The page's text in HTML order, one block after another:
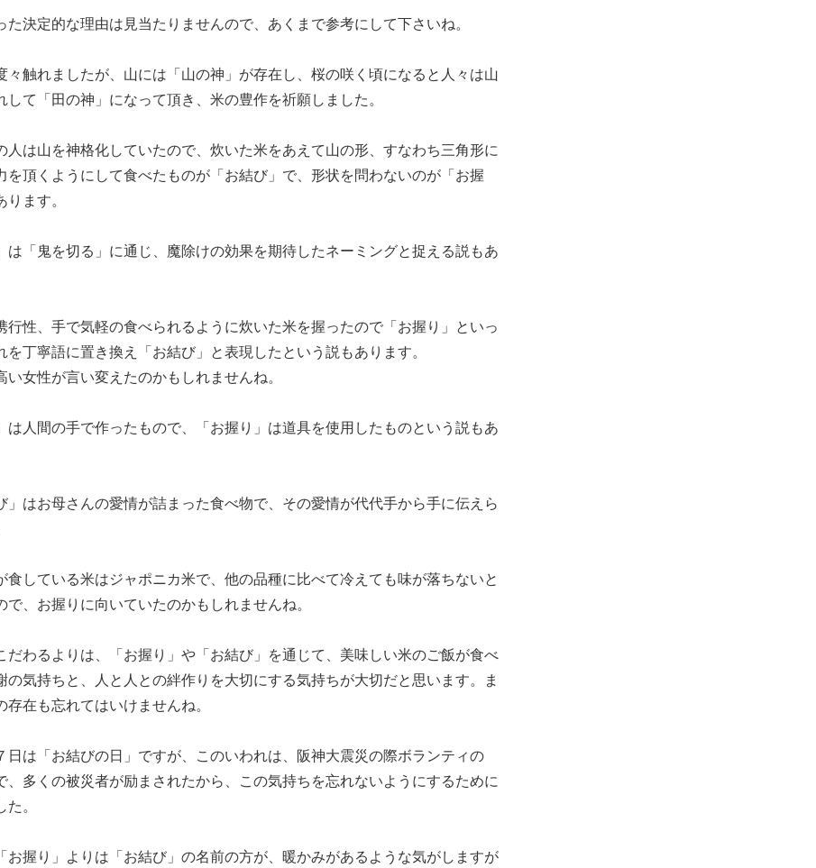
た決定的な理由は見当たりませんので、あくまで参考にして下さいね。
々触れましたが、山には「山の神」が存在し、桜の咲く頃になると人々は山
て「田の神」になって頂き、米の豊作を祈願しました。
人は山を神格化していたので、炊いた米をあえて山の形、すなわち三角形に
を頂くようにして食べたものが「お結び」で、形状を問わないのが「お握
ます。
は「鬼を切る」に通じ、魔除けの効果を期待したネーミングと捉える説もあ
行性、手で気軽の食べられるように炊いた米を握ったので「お握り」といっ
を丁寧語に置き換え「お結び」と表現したという説もあります。
女性が言い変えたのかもしれませんね。
は人間の手で作ったもので、「お握り」は道具を使用したものという説もあ
」はお母さんの愛情が詰まった食べ物で、その愛情が代代手から手に伝えら
食している米はジャポニカ米で、他の品種に比べて冷えても味が落ちないと
、お握りに向いていたのかもしれませんね。
だわるよりは、「お握り」や「お結び」を通じて、美味しい米のご飯が食べ
の気持ちと、人と人との絆作りを大切にする気持ちが大切だと思います。ま
在も忘れてはいけませんね。
日は「お結びの日」ですが、このいわれは、阪神大震災の際ボランティの
、多くの被災者が励まされたから、この気持ちを忘れないようにするために
。
お握り」よりは「お結び」の名前の方が、暖かみがあるような気がしますが